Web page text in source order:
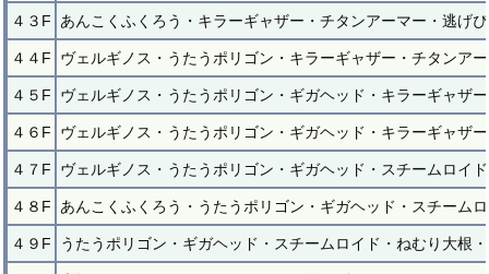
４３F あんこくふくろう・キラーギャザー・チタンアーマー・逃げ
４４F ヴェルギノス・うたうポリゴン・キラーギャザー・チタンア
４５F ヴェルギノス・うたうポリゴン・ギガヘッド・キラーギャザ
４６F ヴェルギノス・うたうポリゴン・ギガヘッド・キラーギャザ
４７F ヴェルギノス・うたうポリゴン・ギガヘッド・スチームロイ
４８F あんこくふくろう・うたうポリゴン・ギガヘッド・スチーム
４９F うたうポリゴン・ギガヘッド・スチームロイド・ねむり大根